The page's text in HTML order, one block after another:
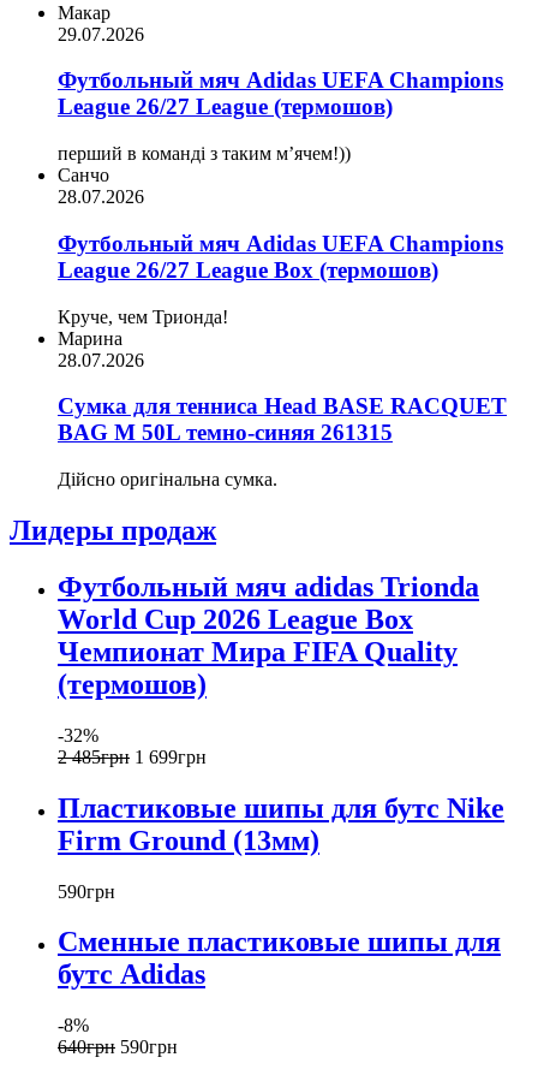
Макар
29.07.2026
Футбольный мяч Adidas UEFA Champions
League 26/27 League (термошов)
перший в команді з таким мʼячем!))
Санчо
28.07.2026
Футбольный мяч Adidas UEFA Champions
League 26/27 League Box (термошов)
Круче, чем Трионда!
Марина
28.07.2026
Сумка для тенниса Head BASE RACQUET
BAG M 50L темно-синяя 261315
Дійсно оригінальна сумка.
Лидеры продаж
Футбольный мяч adidas Trionda
World Cup 2026 League Box
Чемпионат Мира FIFA Quality
(термошов)
-32%
2 485грн 1 699грн
Пластиковые шипы для бутс Nike
Firm Ground (13мм)
590грн
Сменные пластиковые шипы для
бутс Adidas
-8%
640грн 590грн